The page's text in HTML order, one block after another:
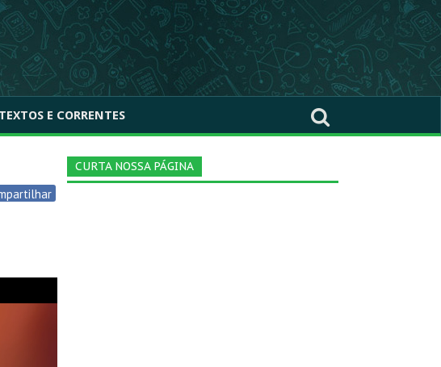
TEXTOS E CORRENTES
CURTA NOSSA PÁGINA